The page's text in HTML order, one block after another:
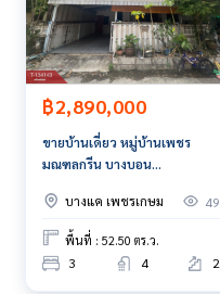
สนใจสอบถามข้อมูลเพิ่มเติ
Tel : 0632141251นา (รหัส
Line ID : na0632141251
Tel :0811745282เนตร (ร
Line ID :0811745282
Callcenter :02-047-4282
สนใจดูทรัพย์อื่นๆ เพิ่มเติม มา
The Best Property Agent
฿2,890,000
ขายบ้านเดี่ยว หมู่บ้านเพชร
มณฑลกรีน บางบอน
บางแค เพชรเกษม
49
พื้นที่ : 52.50 ตร.ว.
3 4 2